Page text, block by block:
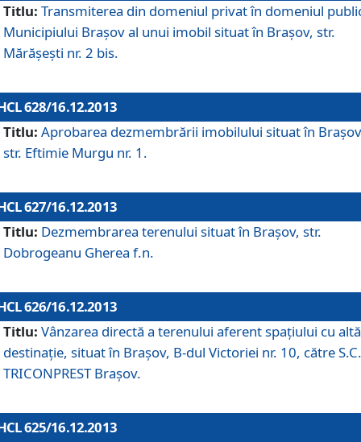
Titlu: Transmiterea din domeniul privat în domeniul
Municipiului Braşov al unui imobil situat în Braşov, str.
Mărăşeşti nr. 2 bis.
628/16.12.2013
Titlu: Aprobarea dezmembrării imobilului situat în
str. Eftimie Murgu nr. 1.
627/16.12.2013
Titlu: Dezmembrarea terenului situat în Braşov, str.
Dobrogeanu Gherea f.n.
626/16.12.2013
Titlu: Vânzarea directă a terenului aferent spaţiului cu altă
destinaţie, situat în Braşov, B-dul Victoriei nr. 10, către S.C.
TRICONPREST Braşov.
625/16.12.2013